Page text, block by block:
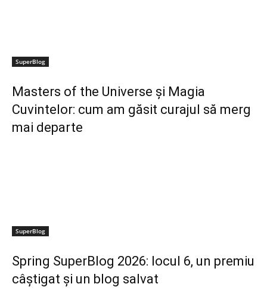
SuperBlog
Masters of the Universe și Magia
Cuvintelor: cum am găsit curajul să merg
mai departe
SuperBlog
Spring SuperBlog 2026: locul 6, un premiu
câștigat și un blog salvat